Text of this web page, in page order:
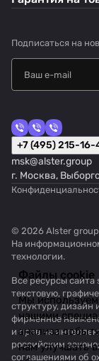
Файлы cookie
Мы
нашими
анализа
нам улучшать
Подписаться на
+7 (495) 215-16-
msk@alster.group
г. Москва,
© 2026 Alster group
На
технологии.
Все ресурсы сайта
текстовую,
структуру, дизайн
фирменное
и прав на
российским
соглашениями об